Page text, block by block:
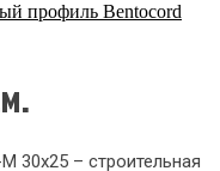
профиль Bentocord
30х25 – строительная